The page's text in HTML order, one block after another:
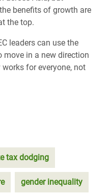
benefits of growth are
the top.
leaders can use the
in a new direction
for everyone, not
tax dodging
gender inequality